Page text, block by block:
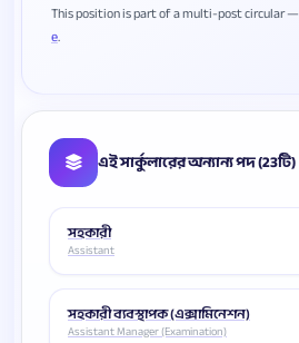
This position is part of a multi-post circular —
e
এই সার্কুলারের অন্যান্য পদ (23টি)
সহকারী
Assistant
সহকারী ব্যবস্থাপক (এক্সামিনেশন)
Assistant Manager (Examination)